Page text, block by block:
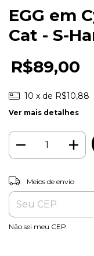
EGG em
Cat - S-
R$89,00
10 x de R$10,88
Ver mais detalhes
Entregas para o CEP:
Meios de envio
Não sei meu CEP